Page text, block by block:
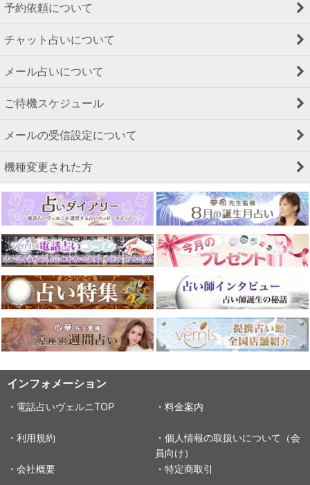
予約依頼について
チャット占いについて
メール占いについて
ご待機スケジュール
メールの受信設定について
機種変更された方
インフォメーション
・電話占いヴェルニTOP ・料金案内
・利用規約
・個人情報の取扱いについて（会
員向け）
・会社概要
・特定商取引